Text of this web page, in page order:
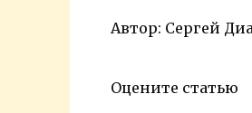
Автор: Сергей
Оцените статью